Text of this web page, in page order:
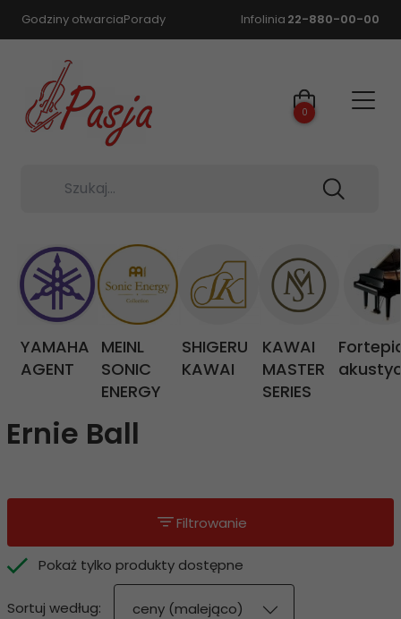
Godziny otwarciaPorady Infolinia 22-880-00-00
Szukaj...
0
YAMAHA
AGENT
MEINL
SONIC
ENERGY
SHIGERU
KAWAI
KAWAI
MASTER
SERIES
Ernie Ball
Filtrowanie
Pokaż tylko produkty dostępne
Sortuj według:
sort
ceny (malejąco)